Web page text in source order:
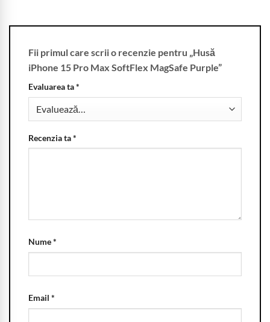
Fii primul care scrii o recenzie pentru „Husă
iPhone 15 Pro Max SoftFlex MagSafe Purple”
Evaluarea ta*
Recenzia ta*
Nume*
Email *